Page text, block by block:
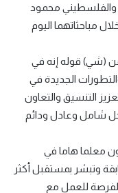
والفلسطيني محمود
مباحثاتهما اليوم
عن (شي) قوله إنه في
الجديدة في
التنسيق والتعاون
شامل وعادل ودائم
معلما هاما في
وتبشر بمستقبل أكثر
للعمل مع